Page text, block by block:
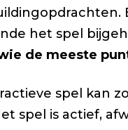
het spel
de meeste
spel kan
spel is actief,